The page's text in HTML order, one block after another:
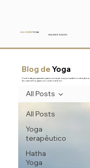
ANA CUDIN YOGA
BALANCE & BLISS
Blog de Yoga
Você está preparado para começar sua jornada em direção
seu caminho para um você melhor!
All Posts
Yoga
terapêutico
Hatha
Yoga
All Posts